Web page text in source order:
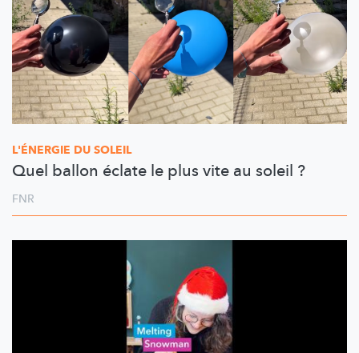
L'ÉNERGIE DU SOLEIL
Quel ballon éclate le plus vite au soleil ?
FNR